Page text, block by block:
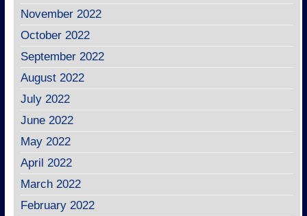
November 2022
October 2022
September 2022
August 2022
July 2022
June 2022
May 2022
April 2022
March 2022
February 2022